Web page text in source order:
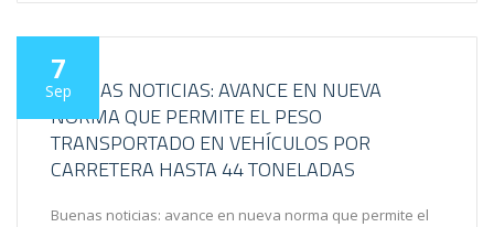
7
Sep
BUENAS NOTICIAS: AVANCE EN NUEVA
NORMA QUE PERMITE EL PESO
TRANSPORTADO EN VEHÍCULOS POR
CARRETERA HASTA 44 TONELADAS
Buenas noticias: avance en nueva norma que permite el